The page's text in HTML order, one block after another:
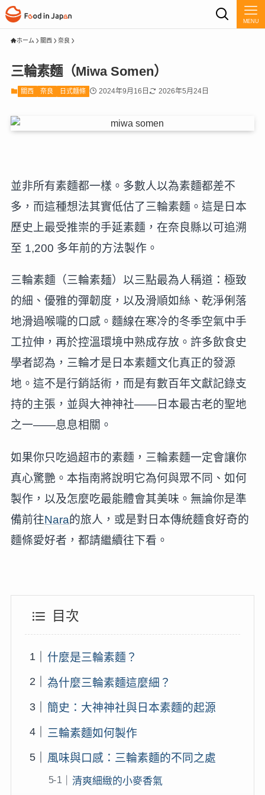
MENU
ホーム 關西 奈良
三輪素麵（Miwa Somen）
關西 奈良 日式麵條 2024年9月16日 2026年5月24日
並非所有素麵都一樣。多數人以為素麵都差不
多，而這種想法其實低估了三輪素麵。這是日本
歷史上最受推崇的手延素麵，在奈良縣以可追溯
至 1,200 多年前的方法製作。
三輪素麵（三輪素麺）以三點最為人稱道：極致
的細、優雅的彈韌度，以及滑順如絲、乾淨俐落
地滑過喉嚨的口感。麵線在寒冷的冬季空氣中手
工拉伸，再於控溫環境中熟成存放。許多飲食史
學者認為，三輪才是日本素麵文化真正的發源
地。這不是行銷話術，而是有數百年文獻記錄支
持的主張，並與大神神社——日本最古老的聖地
之一——息息相關。
如果你只吃過超市的素麵，三輪素麵一定會讓你
真心驚艷。本指南將說明它為何與眾不同、如何
製作，以及怎麼吃最能體會其美味。無論你是準
備前往Nara的旅人，或是對日本傳統麵食好奇的
麵條愛好者，都請繼續往下看。
目次
什麼是三輪素麵？
為什麼三輪素麵這麼細？
簡史：大神神社與日本素麵的起源
三輪素麵如何製作
風味與口感：三輪素麵的不同之處
清爽細緻的小麥香氣